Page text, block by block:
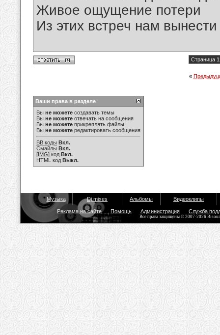
Живое ощущение потери
Из этих встреч нам
Страница
«
Ваши права в разделе
Вы не можете создавать темы
Вы не можете отвечать на сообщения
Вы не можете прикреплять файлы
Вы не можете редактировать сообщения
BB коды Вкл.
Смайлы Вкл.
[IMG] код Вкл.
HTML код Выкл.
Музыка Dj mixes Альбомы Видеоклипы
Реклама на сайте Помощь Администрация Служба
Все права защищены © 2007-2026